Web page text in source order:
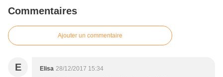
Commentaires
Ajouter un commentaire
E Elisa 28/12/2017 15:34